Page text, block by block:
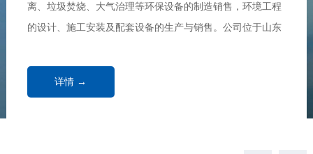
离、垃圾焚烧、大气治理等环保设备的制造销售，环境工程
的设计、施工安装及配套设备的生产与销售。公司位于山东
誉的——诸城市，东临海滨名城青岛市，南毗...
详情 →